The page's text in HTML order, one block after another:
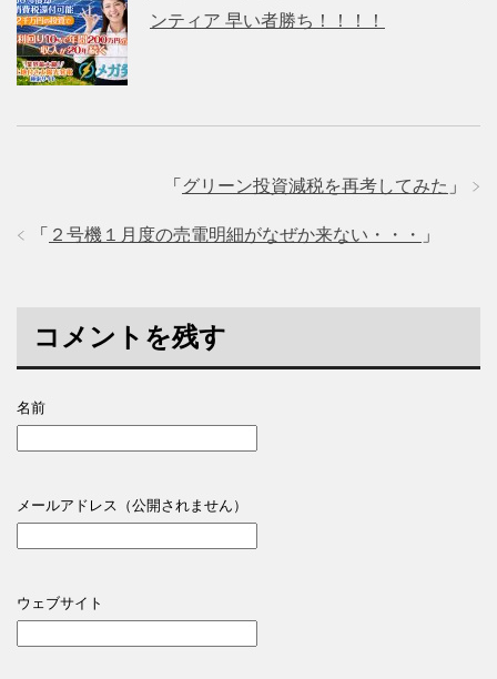
ンティア 早い者勝ち！！！！
「 グリーン投資減税を再考してみた 」
「 ２号機１月度の売電明細がなぜか来ない・・・ 」
コメントを残す
名前
メールアドレス（公開されません）
ウェブサイト